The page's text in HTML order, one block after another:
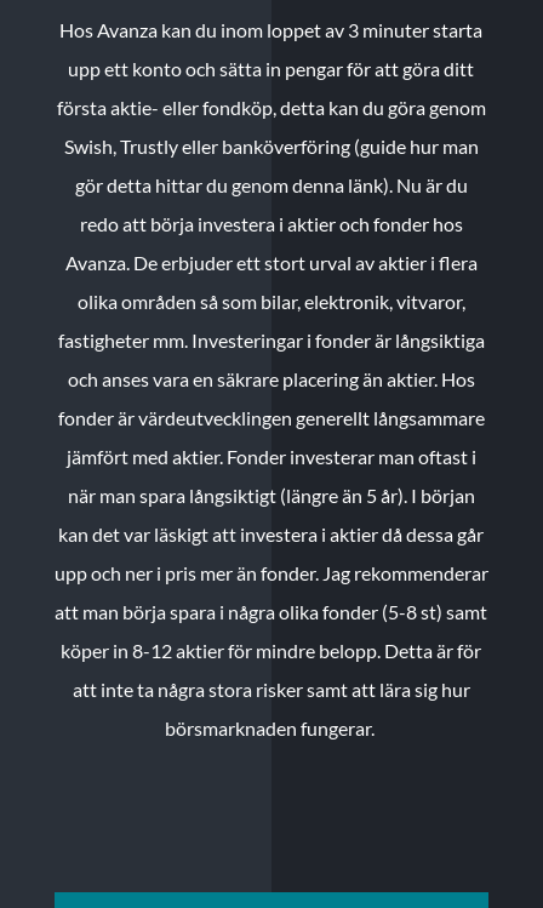
Hos Avanza kan du inom loppet av 3 minuter starta
upp ett konto och sätta in pengar för att göra ditt
första aktie- eller fondköp, detta kan du göra genom
Swish, Trustly eller banköverföring (guide hur man
gör detta hittar du genom denna länk). Nu är du
redo att börja investera i aktier och fonder hos
Avanza. De erbjuder ett stort urval av aktier i flera
olika områden så som bilar, elektronik, vitvaror,
fastigheter mm. Investeringar i fonder är långsiktiga
och anses vara en säkrare placering än aktier. Hos
fonder är värdeutvecklingen generellt långsammare
jämfört med aktier. Fonder investerar man oftast i
när man spara långsiktigt (längre än 5 år). I början
kan det var läskigt att investera i aktier då dessa går
upp och ner i pris mer än fonder. Jag rekommenderar
att man börja spara i några olika fonder (5-8 st) samt
köper in 8-12 aktier för mindre belopp. Detta är för
att inte ta några stora risker samt att lära sig hur
börsmarknaden fungerar.